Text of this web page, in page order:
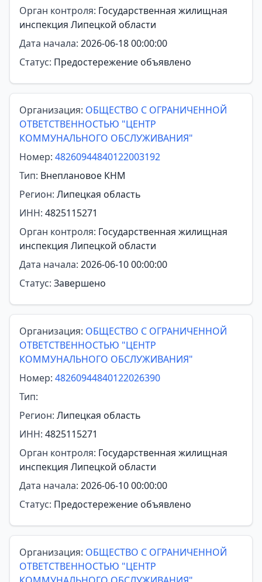
Орган контроля: Государственная жилищная
инспекция Липецкой области
Дата начала: 2026-06-18 00:00:00
Статус: Предостережение объявлено
Организация: ОБЩЕСТВО С ОГРАНИЧЕННОЙ
ОТВЕТСТВЕННОСТЬЮ "ЦЕНТР
КОММУНАЛЬНОГО ОБСЛУЖИВАНИЯ"
Номер: 48260944840122003192
Тип: Внеплановое КНМ
Регион: Липецкая область
ИНН: 4825115271
Орган контроля: Государственная жилищная
инспекция Липецкой области
Дата начала: 2026-06-10 00:00:00
Статус: Завершено
Организация: ОБЩЕСТВО С ОГРАНИЧЕННОЙ
ОТВЕТСТВЕННОСТЬЮ "ЦЕНТР
КОММУНАЛЬНОГО ОБСЛУЖИВАНИЯ"
Номер: 48260944840122026390
Тип:
Регион: Липецкая область
ИНН: 4825115271
Орган контроля: Государственная жилищная
инспекция Липецкой области
Дата начала: 2026-06-10 00:00:00
Статус: Предостережение объявлено
Организация: ОБЩЕСТВО С ОГРАНИЧЕННОЙ
ОТВЕТСТВЕННОСТЬЮ "ЦЕНТР